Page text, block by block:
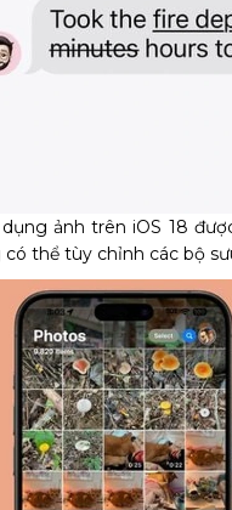
ảnh trên iOS 18
có thể tùy chỉnh các bộ